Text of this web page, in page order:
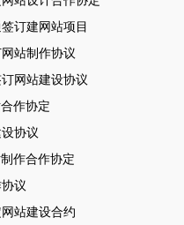
订建网站项目
站制作协议
网站建设协议
作协定
协议
作合作协定
议
站建设合约